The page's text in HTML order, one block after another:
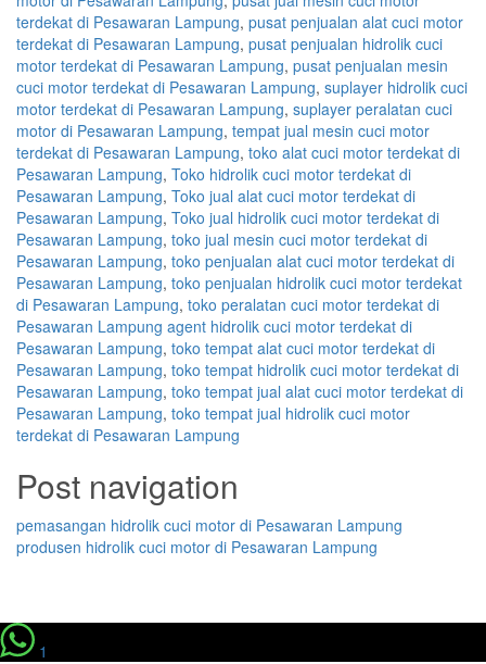
terdekat di Pesawaran Lampung, pusat penjualan alat cuci motor
terdekat di Pesawaran Lampung, pusat penjualan hidrolik cuci
motor terdekat di Pesawaran Lampung, pusat penjualan mesin
cuci motor terdekat di Pesawaran Lampung, suplayer hidrolik cuci
motor terdekat di Pesawaran Lampung, suplayer peralatan cuci
motor di Pesawaran Lampung, tempat jual mesin cuci motor
terdekat di Pesawaran Lampung, toko alat cuci motor terdekat di
Pesawaran Lampung, Toko hidrolik cuci motor terdekat di
Pesawaran Lampung, Toko jual alat cuci motor terdekat di
Pesawaran Lampung, Toko jual hidrolik cuci motor terdekat di
Pesawaran Lampung, toko jual mesin cuci motor terdekat di
Pesawaran Lampung, toko penjualan alat cuci motor terdekat di
Pesawaran Lampung, toko penjualan hidrolik cuci motor terdekat
di Pesawaran Lampung, toko peralatan cuci motor terdekat di
Pesawaran Lampung agent hidrolik cuci motor terdekat di
Pesawaran Lampung, toko tempat alat cuci motor terdekat di
Pesawaran Lampung, toko tempat hidrolik cuci motor terdekat di
Pesawaran Lampung, toko tempat jual alat cuci motor terdekat di
Pesawaran Lampung, toko tempat jual hidrolik cuci motor
terdekat di Pesawaran Lampung
Post navigation
pemasangan hidrolik cuci motor di Pesawaran Lampung
produsen hidrolik cuci motor di Pesawaran Lampung
1